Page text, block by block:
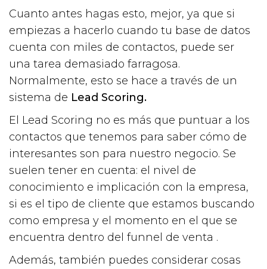
Cuanto antes hagas esto, mejor, ya que si
empiezas a hacerlo cuando tu base de datos
cuenta con miles de contactos, puede ser
una tarea demasiado farragosa.
Normalmente, esto se hace a través de un
sistema de Lead Scoring.
El Lead Scoring no es más que puntuar a los
contactos que tenemos para saber cómo de
interesantes son para nuestro negocio. Se
suelen tener en cuenta: el nivel de
conocimiento e implicación con la empresa,
si es el tipo de cliente que estamos buscando
como empresa y el momento en el que se
encuentra dentro del funnel de venta .
Además, también puedes considerar cosas